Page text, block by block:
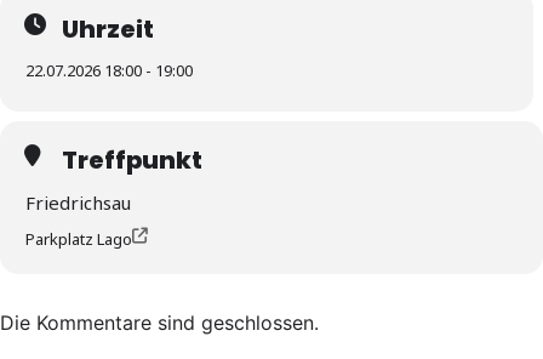
Uhrzeit
22.07.2026 18:00 - 19:00
Treffpunkt
Friedrichsau
Parkplatz Lago
Die Kommentare sind geschlossen.